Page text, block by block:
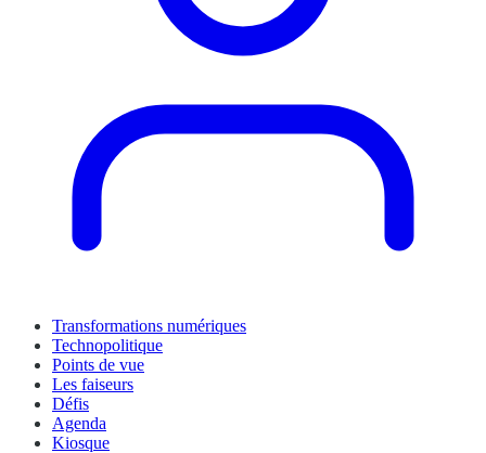
Transformations numériques
Technopolitique
Points de vue
Les faiseurs
Défis
Agenda
Kiosque